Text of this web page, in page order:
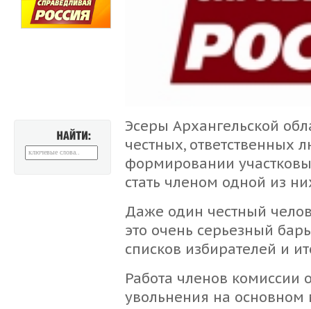
Эсеры Архангельской
честных, ответственных
формировании
стать членом одной из
Даже один честный
это очень серьезный
списков избирателей и
Работа членов комиссии
увольнения на основном